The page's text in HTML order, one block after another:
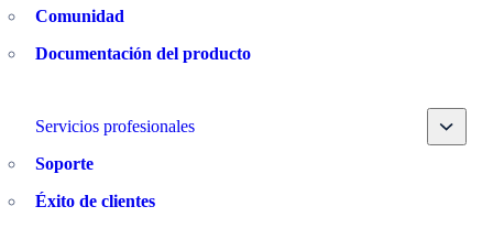
Comunidad
Documentación del producto
Servicios profesionales Toggle
Soporte
Éxito de clientes